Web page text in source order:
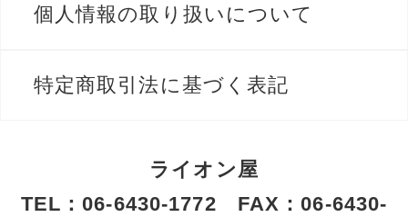
個人情報の取り扱いについて
特定商取引法に基づく表記
ライオン屋
TEL：06-6430-1772 FAX：06-6430-